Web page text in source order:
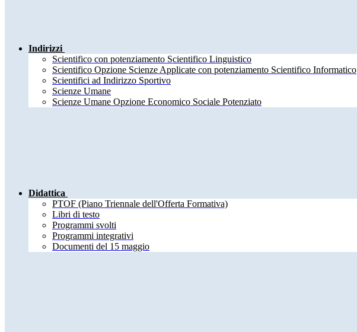
Indirizzi
Scientifico con potenziamento Scientifico Linguistico
Scientifico Opzione Scienze Applicate con potenziamento Scientifico Informatico
Scientifici ad Indirizzo Sportivo
Scienze Umane
Scienze Umane Opzione Economico Sociale Potenziato
Didattica
PTOF (Piano Triennale dell'Offerta Formativa)
Libri di testo
Programmi svolti
Programmi integrativi
Documenti del 15 maggio